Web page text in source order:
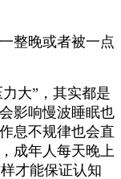
整晚或者被一点
力大”，其实都是
影响慢波睡眠也
息不规律也会直
成年人每天晚上
才能保证认知